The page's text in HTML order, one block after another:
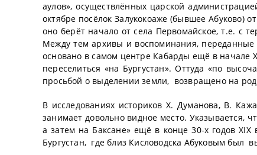
аулов», осуществлённых царской
октябре посёлок Залукокоаже (бывшее Абуково)
оно берёт начало от села Первомайское, т.е. с
Между тем архивы и воспоминания, переданные
основано в самом центре Кабарды ещё в начале
переселиться «на Бургустан». Оттуда «по
просьбой о выделении земли, возвращено на
В исследованиях историков Х. Думанова, В.
занимает довольно видное место. Указывается,
а затем на Баксане» ещё в конце 30-х годов XIX
Бургустан, где близ Кисловодска Абуковым был